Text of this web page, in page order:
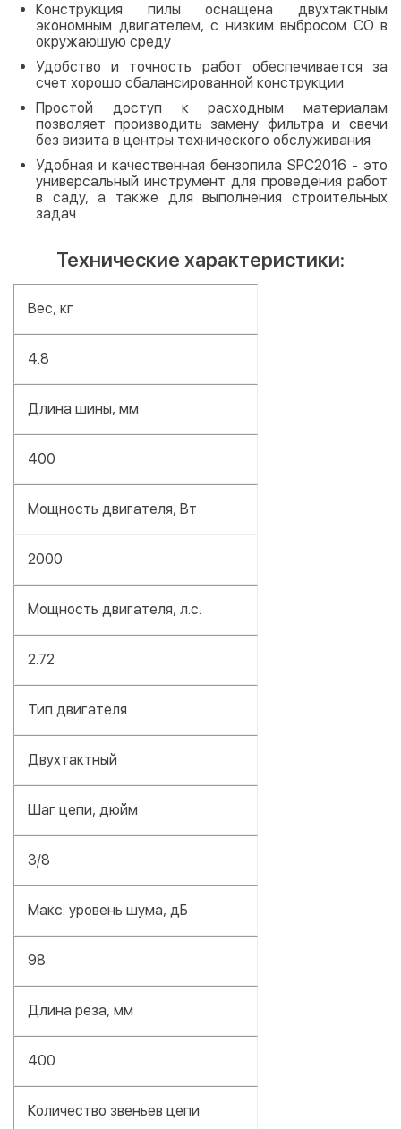
Конструкция пилы оснащена двухтактным
экономным двигателем, с низким выбросом СО в
окружающую среду
Удобство и точность работ обеспечивается за
счет хорошо сбалансированной конструкции
Простой доступ к расходным материалам
позволяет производить замену фильтра и свечи
без визита в центры технического обслуживания
Удобная и качественная бензопила SPC2016 - это
универсальный инструмент для проведения работ
в саду, а также для выполнения строительных
задач
Технические характеристики:
Вес, кг
4.8
Длина шины, мм
400
Мощность двигателя, Вт
2000
Мощность двигателя, л.с.
2.72
Тип двигателя
Двухтактный
Шаг цепи, дюйм
3/8
Макс. уровень шума, дБ
98
Длина реза, мм
400
Количество звеньев цепи